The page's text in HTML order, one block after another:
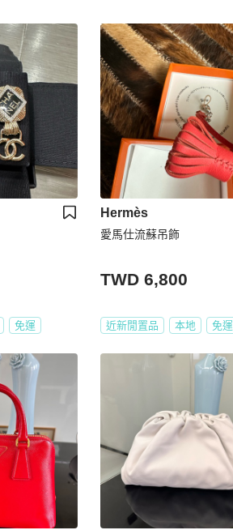
免運
Hermès
愛馬仕流蘇吊飾
TWD 6,800
近新閒置品 本地 免運